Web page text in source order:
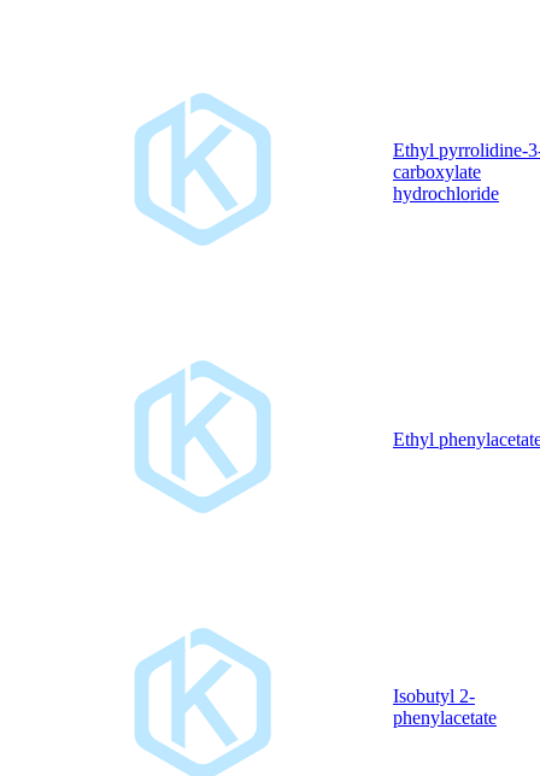
Ethyl pyrrolidine-
carboxylate
hydrochloride
Ethyl
Isobutyl 2-
phenylacetate